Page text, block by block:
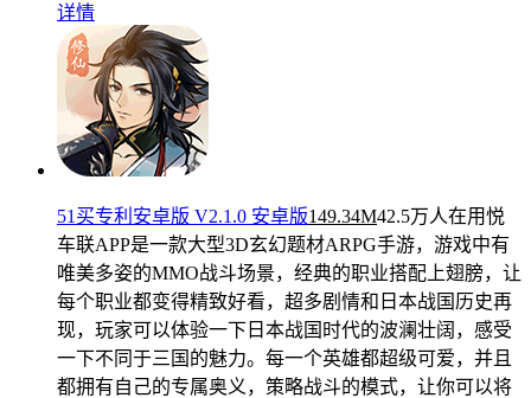
详情
51买专利安卓版 V2.1.0 安卓版149.34M42.5万人在用悦
车联APP是一款大型3D玄幻题材ARPG手游，游戏中有
唯美多姿的MMO战斗场景，经典的职业搭配上翅膀，让
每个职业都变得精致好看，超多剧情和日本战国历史再
现，玩家可以体验一下日本战国时代的波澜壮阔，感受
一下不同于三国的魅力。每一个英雄都超级可爱，并且
都拥有自己的专属奥义，策略战斗的模式，让你可以将